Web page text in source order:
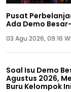
Pusat
Ada Demo
03 Agu 2026, 09:16
Soal Isu Demo
Agustus 2026,
Buru Kelompok